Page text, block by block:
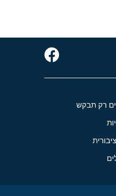
רק תבקש